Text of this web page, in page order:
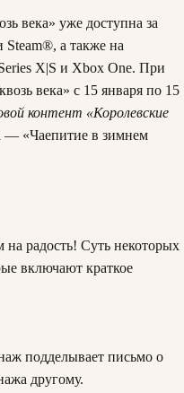
века» уже доступна за
Steam®, а также на
X|S и Xbox One. При
века» с 15 января по 15
контент «Королевские
— «Чаепитие в зимнем
на радость! Суть некоторых
включают краткое
подделывает письмо о
другому.